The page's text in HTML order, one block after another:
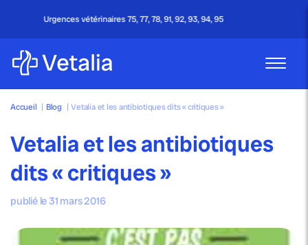
92, 93, 94, 95 Appel gratuit - 24h/24 & 7j/7
Accueil | Blog | Vetalia et les antibiotiques dits « critiques »
Vetalia et les antibiotiques
dits « critiques »
publié le 31 mars 2016